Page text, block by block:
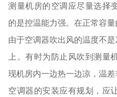
测量机房的空调应尽量选择
的是控温能力强。在正常容
由于空调器吹出风的温度不
上。有时为防止风吹到测量
现机房内一边热一边凉，温差
空调器的安装应有规划，应